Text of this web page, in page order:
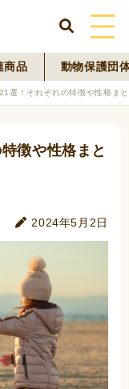
商品 動物保護団
選！それぞれの特徴や性格ま
徴や性格まと
2024年5月2日